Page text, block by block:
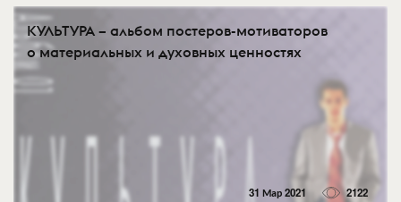
КУЛЬТУРА – альбом постеров-мотиваторов
о материальных и духовных ценностях
31 Мар 2021 2122